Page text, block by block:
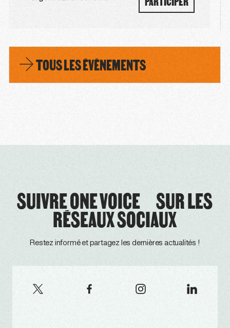
TOUS LES ÉVÈNEMENTS
SUIVRE ONE VOICE SUR LES
RÉSEAUX SOCIAUX
Restez informé et partagez les dernières actualités !